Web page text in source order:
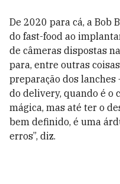
De 2020 para cá, a Bob
do fast-food ao
de câmeras dispostas
para, entre outras
preparação dos
do delivery, quando é o
mágica, mas até ter o
bem definido, é uma
erros”, diz.